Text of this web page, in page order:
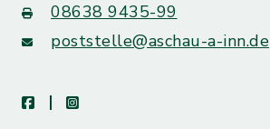
08638 9435-99
poststelle@aschau-a-inn.de
facebookinstagram